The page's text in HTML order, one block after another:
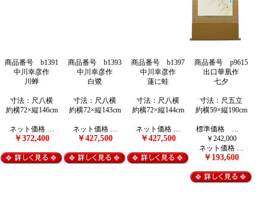
商品番号 b1391
中川幸彦作
川蝉
寸法：尺八横
約横72×縦146cm
ネット価格 …
￥372,400
商品番号 b1393
中川幸彦作
白鷺
寸法：尺八横
約横72×縦143cm
ネット価格 …
￥427,500
商品番号 b1397
中川幸彦作
蓮に蛙
寸法：尺八横
約横72×縦144cm
ネット価格 …
￥427,500
商品番号 p9615
出口華凰作
七夕
寸法：尺五立
約横59×縦190cm
標準価格 …
￥242,000
ネット価格 …
￥193,600